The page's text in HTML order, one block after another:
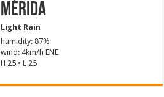
Mérida
Light Rain
humidity: 87%
wind: 4km/h ENE
H 25 • L 25